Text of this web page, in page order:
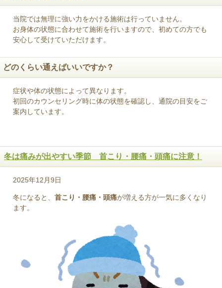
当院では無理に強い力をかける施術は行っていません。
お身体の状態に合わせて施術を行いますので、初めての方でも
安心して受けていただけます。
どのくらい通えばいいですか？
症状や体の状態によって異なります。
初回のカウンセリング時に体の状態を確認し、通院の目安をご
案内しています。
冬は痛みが出やすい季節 首こり・腰痛・頭痛に注意！
2025年12月9日
冬になると、 首こり・腰痛・頭痛が増える方が一気に多くなり
ます。